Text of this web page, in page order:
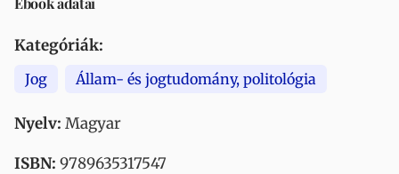
Kategóriák:
Jog Állam- és jogtudomány, politológia
Nyelv: Magyar
ISBN: 9789635317547